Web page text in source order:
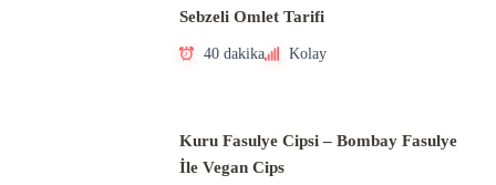
Sebzeli Omlet Tarifi
40 dakika Kolay
Kuru Fasulye Cipsi – Bombay Fasulye
İle Vegan Cips